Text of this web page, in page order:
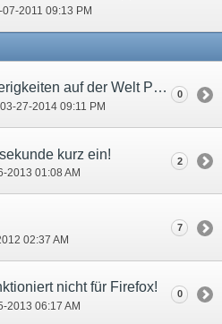
07-2011 09:13 PM
" Technische Schwierigkeiten auf der Welt Phoenix behoben" (??)
27-2014 09:11 PM
0
kurz ein!
2013 01:08 AM
2
02:37 AM
7
nicht für Firefox!
2013 06:17 AM
0